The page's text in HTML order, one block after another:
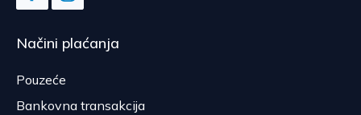
Načini plaćanja
Pouzeće
Bankovna transakcija